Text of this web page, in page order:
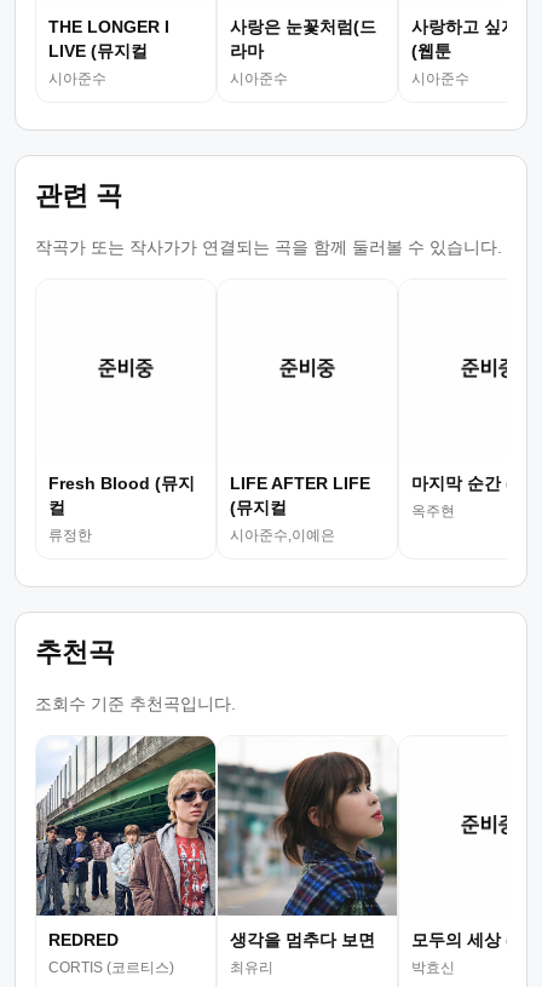
THE LONGER I
LIVE (뮤지컬
시아준수
사랑은 눈꽃처럼(드
라마
시아준수
사랑하고 싶지
(웹툰
시아준수
관련 곡
작곡가 또는 작사가가 연결되는 곡을 함께 둘러볼 수 있습니다.
Fresh Blood (뮤지
컬
류정한
LIFE AFTER LIFE
(뮤지컬
시아준수,이예은
마지막 순간 (뮤
옥주현
추천곡
조회수 기준 추천곡입니다.
REDRED
CORTIS (코르티스)
생각을 멈추다 보면
최유리
모두의 세상 (뮤
박효신